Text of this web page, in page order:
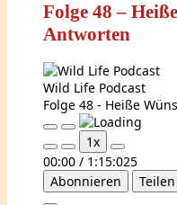
Folge 48 –
Antworten
Wild Life Podcast
Folge 48 - Heiße
Play
Episode
Pause
Episode
1x
00:00 / 1:15:025
Abonnieren
Teilen